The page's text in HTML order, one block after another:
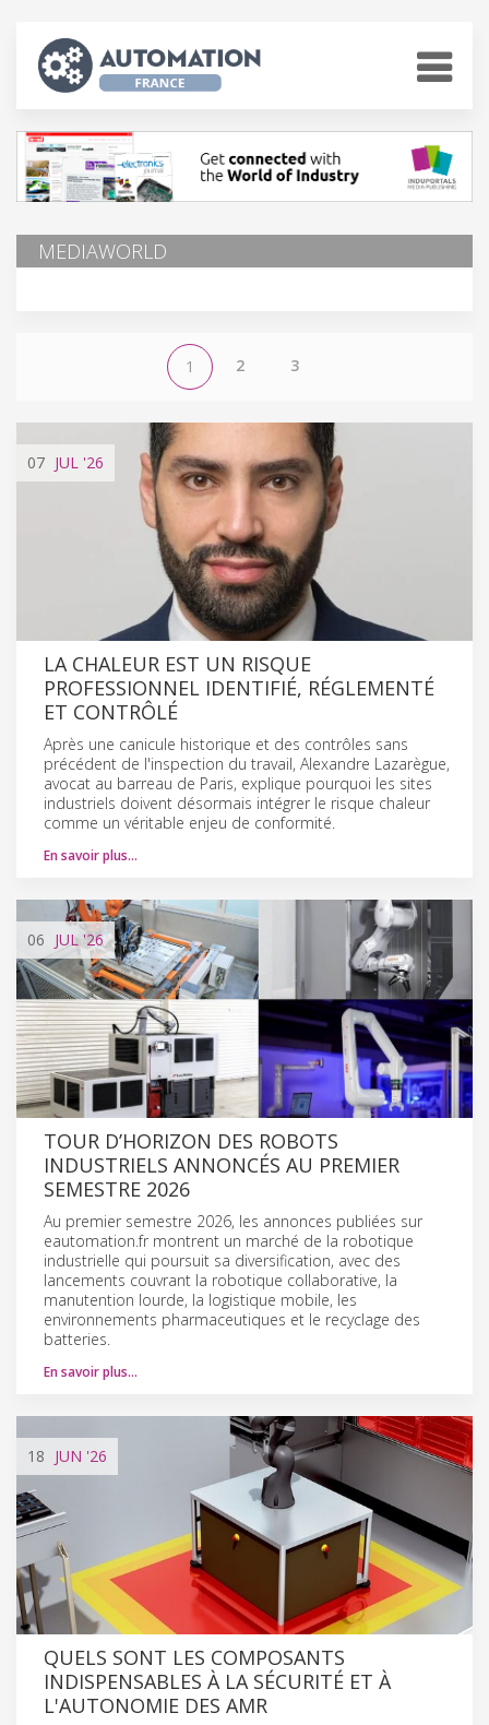
MEDIAWORLD
1 2 3
07 JUL '26
LA CHALEUR EST UN RISQUE
PROFESSIONNEL IDENTIFIÉ, RÉGLEMENTÉ
ET CONTRÔLÉ
Après une canicule historique et des contrôles sans
précédent de l'inspection du travail, Alexandre Lazarègue,
avocat au barreau de Paris, explique pourquoi les sites
industriels doivent désormais intégrer le risque chaleur
comme un véritable enjeu de conformité.
En savoir plus…
06 JUL'26
TOUR D’HORIZON DES ROBOTS
INDUSTRIELS ANNONCÉS AU PREMIER
SEMESTRE 2026
Au premier semestre 2026, les annonces publiées sur
eautomation.fr montrent un marché de la robotique
industrielle qui poursuit sa diversification, avec des
lancements couvrant la robotique collaborative, la
manutention lourde, la logistique mobile, les
environnements pharmaceutiques et le recyclage des
batteries.
En savoir plus…
18 JUN '26
QUELS SONT LES COMPOSANTS
INDISPENSABLES À LA SÉCURITÉ ET À
L'AUTONOMIE DES AMR